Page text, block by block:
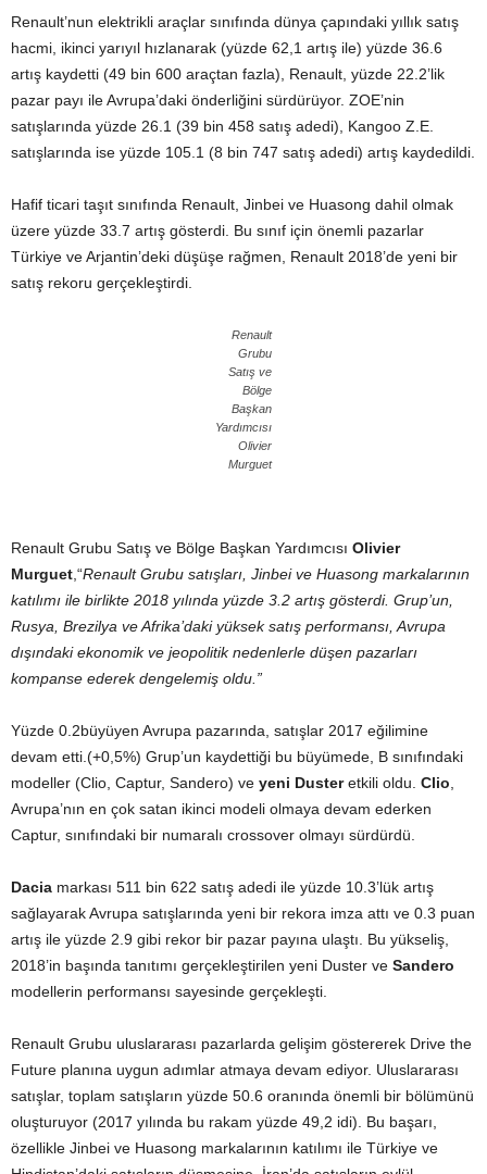
Renault’nun elektrikli araçlar sınıfında dünya çapındaki yıllık satış
hacmi, ikinci yarıyıl hızlanarak (yüzde 62,1 artış ile) yüzde 36.6
artış kaydetti (49 bin 600 araçtan fazla), Renault, yüzde 22.2’lik
pazar payı ile Avrupa’daki önderliğini sürdürüyor. ZOE’nin
satışlarında yüzde 26.1 (39 bin 458 satış adedi), Kangoo Z.E.
satışlarında ise yüzde 105.1 (8 bin 747 satış adedi) artış kaydedildi.
Hafif ticari taşıt sınıfında Renault, Jinbei ve Huasong dahil olmak
üzere yüzde 33.7 artış gösterdi. Bu sınıf için önemli pazarlar
Türkiye ve Arjantin’deki düşüşe rağmen, Renault 2018’de yeni bir
satış rekoru gerçekleştirdi.
Renault
Grubu
Satış ve
Bölge
Başkan
Yardımcısı
Olivier
Murguet
Renault Grubu Satış ve Bölge Başkan Yardımcısı Olivier
Murguet ,“Renault Grubu satışları, Jinbei ve Huasong markalarının
katılımı ile birlikte 2018 yılında yüzde 3.2 artış gösterdi. Grup’un,
Rusya, Brezilya ve Afrika’daki yüksek satış performansı, Avrupa
dışındaki ekonomik ve jeopolitik nedenlerle düşen pazarları
kompanse ederek dengelemiş oldu.”
Yüzde 0.2büyüyen Avrupa pazarında, satışlar 2017 eğilimine
devam etti.(+0,5%) Grup’un kaydettiği bu büyümede, B sınıfındaki
modeller (Clio, Captur, Sandero) ve yeni Dusteretkili oldu. Clio
Avrupa’nın en çok satan ikinci modeli olmaya devam ederken
Captur, sınıfındaki bir numaralı crossover olmayı sürdürdü.
Dacia markası 511 bin 622 satış adedi ile yüzde 10.3’lük artış
sağlayarak Avrupa satışlarında yeni bir rekora imza attı ve 0.3 puan
artış ile yüzde 2.9 gibi rekor bir pazar payına ulaştı. Bu yükseliş,
2018’in başında tanıtımı gerçekleştirilen yeni Duster ve Sandero
modellerin performansı sayesinde gerçekleşti.
Renault Grubu uluslararası pazarlarda gelişim göstererek Drive the
Future planına uygun adımlar atmaya devam ediyor. Uluslararası
satışlar, toplam satışların yüzde 50.6 oranında önemli bir bölümünü
oluşturuyor (2017 yılında bu rakam yüzde 49,2 idi). Bu başarı,
özellikle Jinbei ve Huasong markalarının katılımı ile Türkiye ve